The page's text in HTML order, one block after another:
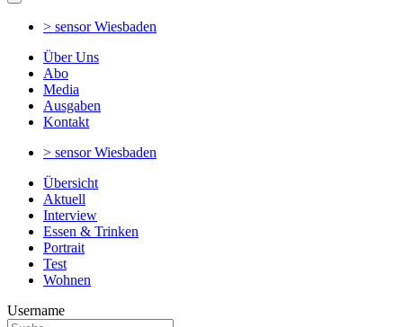
> sensorWiesbaden
Über Uns
Abo
Media
Ausgaben
Kontakt
> sensorWiesbaden
Übersicht
Aktuell
Interview
Essen & Trinken
Portrait
Test
Wohnen
Username